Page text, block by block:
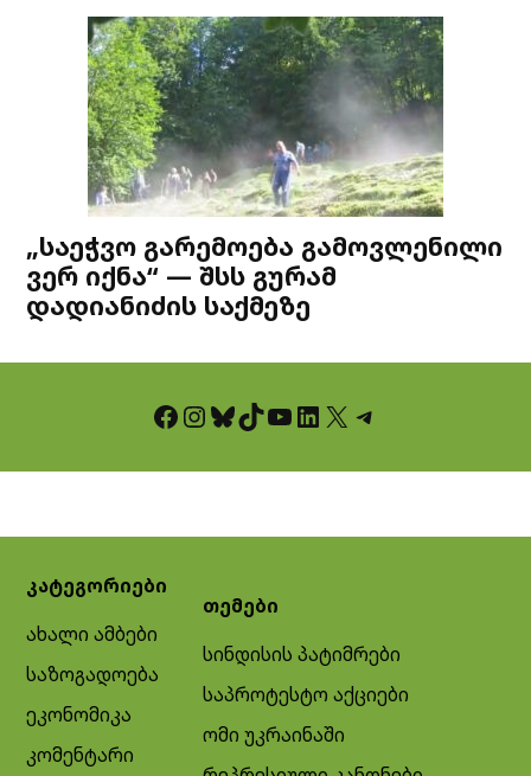
„საეჭვო გარემოება გამოვლენილი
ვერ იქნა“ — შსს გურამ
დადიანიძის საქმეზე
Facebook InstagramBluesky TikTok YouTube LinkedIn X Telegram
კატეგორიები
ახალი ამბები
საზოგადოება
ეკონომიკა
კომენტარი
თემები
სინდისის პატიმრები
საპროტესტო აქციები
ომი უკრაინაში